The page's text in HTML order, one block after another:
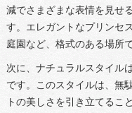
減でさまざまな表情を見せ
す。エレガントなプリンセ
庭園など、格式のある場所
次に、ナチュラルスタイル
です。このスタイルは、無
トの美しさを引き立てるこ